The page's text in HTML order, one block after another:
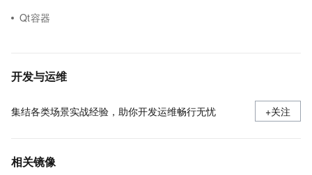
Qt容器
开发与运维
集结各类场景实战经验，助你开发运维畅行无忧 +关注
相关镜像